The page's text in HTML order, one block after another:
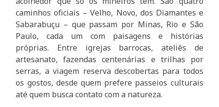
caminhos oficiais – Velho, Novo, dos Diamantes e
Sabarabuçu – que passam por Minas, Rio e São
Paulo, cada um com paisagens e histórias
próprias. Entre igrejas barrocas, ateliês de
artesanato, fazendas centenárias e trilhas por
serras, a viagem reserva descobertas para todos
os gostos, desde quem prefere passeios culturais
até quem busca contato com a natureza.